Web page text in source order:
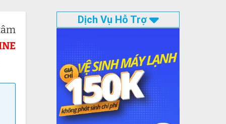
Dịch Vụ Hỗ Trợ